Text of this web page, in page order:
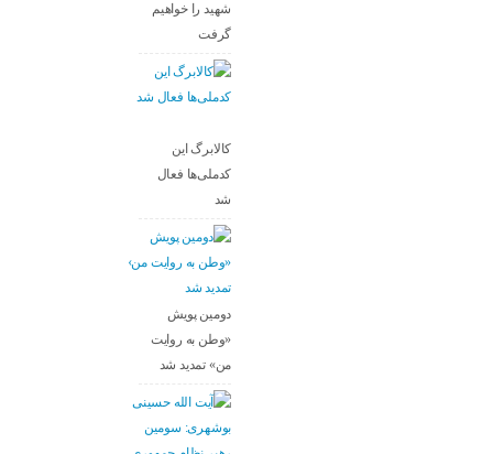
شهید را خواهیم
گرفت
کالابرگ این
کدملی‌ها فعال
شد
دومین پویش
«وطن به روایت
من» تمدید شد